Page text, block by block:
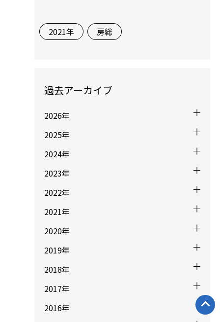
2021年 房総
過去アーカイブ
2026年
2025年
2024年
2023年
2022年
2021年
2020年
2019年
2018年
2017年
2016年